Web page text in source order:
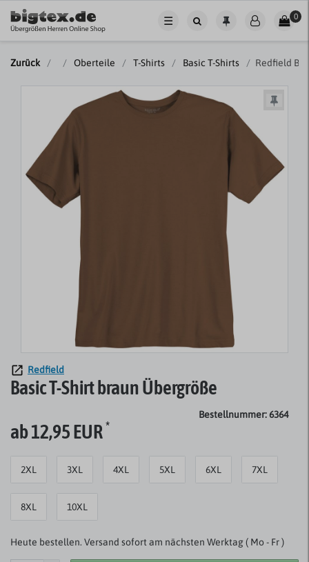
☰ 0
Zurück Oberteile T-Shirts Basic T-Shirts Redfield
Redfield
Basic T-Shirt braun Übergröße
Bestellnummer: 6364
ab 12,95 EUR*
2XL 3XL 4XL 5XL 6XL 7XL
8XL 10XL
Heute bestellen. Versand sofort am nächsten Werktag ( Mo - Fr )